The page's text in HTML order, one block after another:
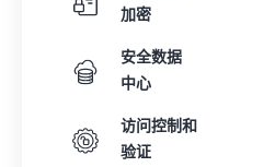
加密
安全数据
中心
访问控制和
验证